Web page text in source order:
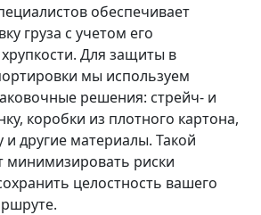
обеспечивает
груза с учетом его
Для защиты в
мы используем
решения: стрейч- и
коробки из плотного картона,
и другие материалы. Такой
минимизировать риски
целостность вашего